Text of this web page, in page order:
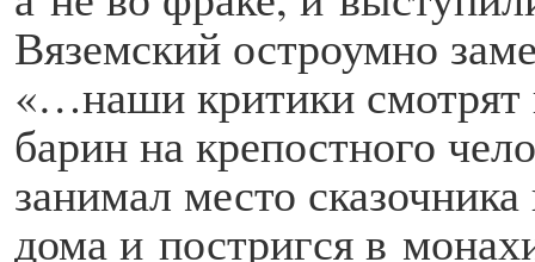
Вяземский остроумно
«…наши критики смотрят
барин на крепостного
занимал место
дома и постригся в